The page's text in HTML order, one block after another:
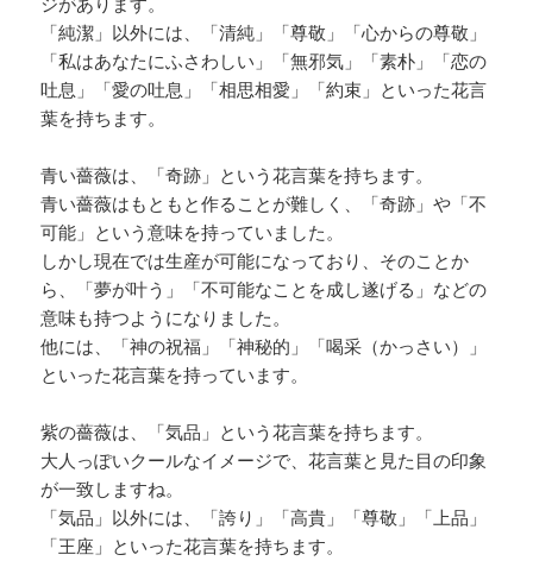
ジがあります。
「純潔」以外には、「清純」「尊敬」「心からの尊敬」
「私はあなたにふさわしい」「無邪気」「素朴」「恋の
吐息」「愛の吐息」「相思相愛」「約束」といった花言
葉を持ちます。
青い薔薇は、「奇跡」という花言葉を持ちます。
青い薔薇はもともと作ることが難しく、「奇跡」や「不
可能」という意味を持っていました。
しかし現在では生産が可能になっており、そのことか
ら、「夢が叶う」「不可能なことを成し遂げる」などの
意味も持つようになりました。
他には、「神の祝福」「神秘的」「喝采（かっさい）」
といった花言葉を持っています。
紫の薔薇は、「気品」という花言葉を持ちます。
大人っぽいクールなイメージで、花言葉と見た目の印象
が一致しますね。
「気品」以外には、「誇り」「高貴」「尊敬」「上品」
「王座」といった花言葉を持ちます。